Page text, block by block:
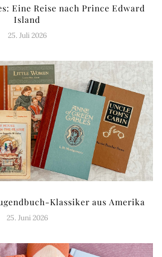
Eine Reise nach Prince Edward
Island
25. Juli 2026
Klassiker aus Amerika
25. Juni 2026